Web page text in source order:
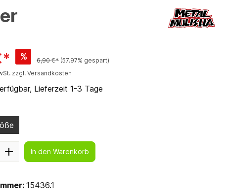
% 6,90 €* (57.97% gespart)
zzgl. Versandkosten
Lieferzeit 1-3 Tage
In den Warenkorb
15436.1